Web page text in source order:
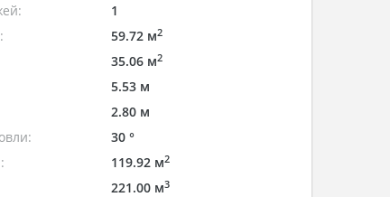
1
59.72 м2
35.06 м2
5.53 м
2.80 м
30 °
119.92 м2
221.00 м3